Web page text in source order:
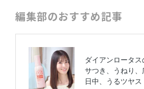
編集部のおすすめ記事